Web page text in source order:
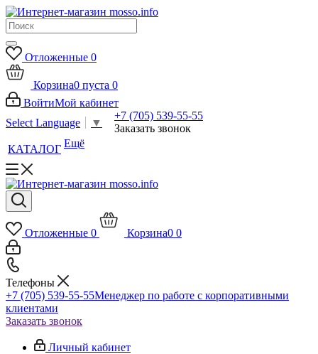
Отложенные 0
Корзина0 пуста 0
ВойтиМой кабинет
Select Language
▼
+7 (705) 539-55-55
Заказать звонок
КАТАЛОГ Ещё
Отложенные 0 Корзина0 0
Телефоны
+7 (705) 539-55-55Менеджер по работе с корпоративными
клиентами
Заказать звонок
Личный кабинет